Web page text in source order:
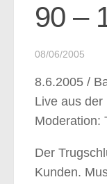
90 –
08/06/2005
8.6.2005 /
Live aus der
Moderation:
Der
Kunden.